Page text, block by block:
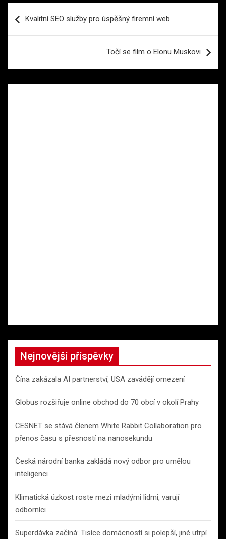
proKvalitní SEO služby pro úspěšný firemní web
Točí se film o Elonu Muskovi
Nejnovější příspěvky
Čína zakázala AI partnerství, USA zavádějí omezení
Globus rozšiřuje online obchod do 70 obcí v okolí Prahy
CESNET se stává členem White Rabbit Collaboration pro
přenos času s přesností na nanosekundu
Česká národní banka zakládá nový odbor pro umělou
inteligenci
Klimatická úzkost roste mezi mladými lidmi, varují
odborníci
Superdávka začíná: Tisíce domácností si polepší, jiné utrpí